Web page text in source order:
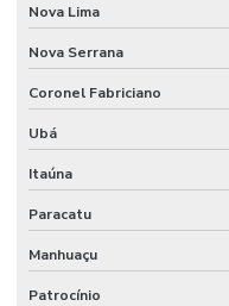
Montagens industriais
Montagens e instalações
Movimentação de carga
Movimentação de carga
Movimentação de cargas
Movimentação de cargas
Nova Lima
Nova Serrana
Coronel Fabriciano
Ubá
Itaúna
Paracatu
Manhuaçu
Patrocínio